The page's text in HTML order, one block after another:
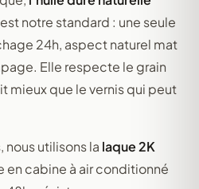
est notre standard : une seule
24h, aspect naturel mat
Elle respecte le grain
mieux que le vernis qui peut
nous utilisons la laque 2K
en cabine à air conditionné